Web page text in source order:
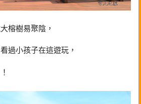
榕樹易聚陰，
過小孩子在這遊玩，